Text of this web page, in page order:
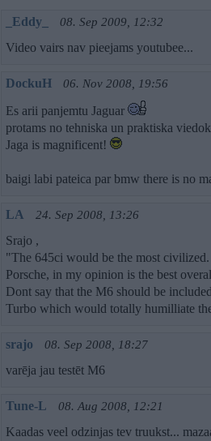
_Eddy_ 08. Sep 2009, 12:32
Video vairs nav pieejams youtubee...
DockuH 06. Nov 2008, 19:56
Es arii panjemtu Jaguar
protams no tehniska un praktiska
Jaga is magnificent!
baigi labi pateica par bmw there is no
LA 24. Sep 2008, 13:26
Srajo ,
"The 645ci would be the most
Porsche, in my opinion is the best
Dont say that the M6 should be
Turbo which would totally humilliate
srajo 08. Sep 2008, 18:27
varēja jau testēt M6
Tune-L 08. Aug 2008, 12:21
Kaadas veel odzinjas tev truukst...